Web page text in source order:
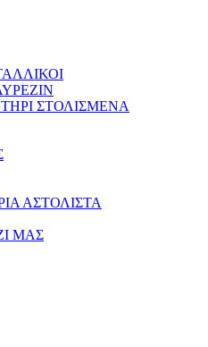
ΣΤΟΛΙΣΜΕΝΑ
ΑΣΤΟΛΙΣΤΑ
ΜΑΣ